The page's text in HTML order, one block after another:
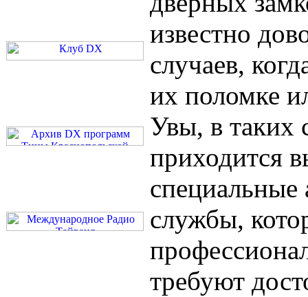
известно
случаев,
их поломке
Увы, в таких
приходится
специальные
службы,
требуют